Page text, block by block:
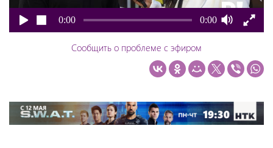
0:00 0:00
Сообщить о проблеме с эфиром